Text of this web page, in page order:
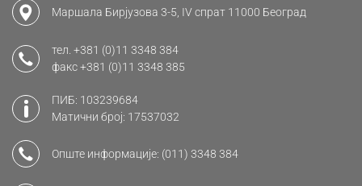
Маршала Бирјузова 3-5, IV спрат 11000 Београд
тел. +381 (0)11 3348 384
факс+381 (0)11 3348 385
ПИБ: 103239684
Матични број: 17537032
Опште информације: (011) 3348 384